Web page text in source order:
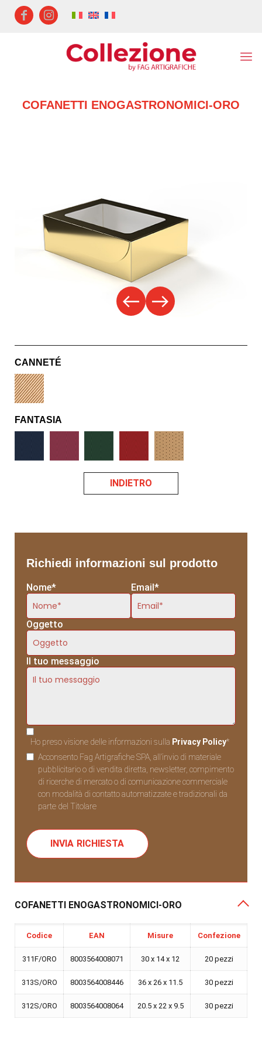
COFANETTI ENOGASTRONOMICI-ORO
west east
CANNETÉ
FANTASIA
INDIETRO
Richiedi informazioni sul prodotto
Nome* Email*
Oggetto
Il tuo messaggio
Ho preso visione delle informazioni sulla Privacy Policy*
Acconsento Fag Artigrafiche SPA, all’invio di materiale
pubblicitario o di vendita diretta, newsletter, compimento
di ricerche di mercato o di comunicazione commerciale
con modalità di contatto automatizzate e tradizionali da
parte del Titolare
COFANETTI ENOGASTRONOMICI-ORO
Codice EAN Misure Confezione
311F/ORO 8003564008071 30 x 14 x 12 20 pezzi
313S/ORO 8003564008446 36 x 26 x 11.5 30 pezzi
312S/ORO 8003564008064 20.5 x 22 x 9.5 30 pezzi